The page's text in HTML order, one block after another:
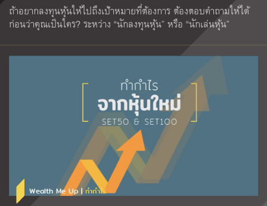
ถ้าอยากลงทุนหุ้นให้ไปถึงเป้าหมายที่ต้องการ ต้องตอบคำถามให้ได้
ก่อนว่าคุณเป็นใคร? ระหว่าง “นักลงทุนหุ้น” หรือ “นักเล่นหุ้น”
Wealth Me Up |ทำกำไร